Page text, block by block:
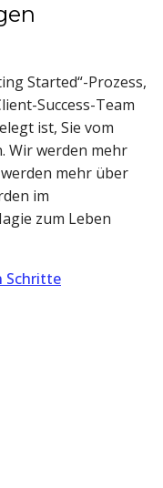
Started“-Prozess,
Success-Team
ist, Sie vom
Wir werden mehr
mehr über
im
zum Leben
Schritte